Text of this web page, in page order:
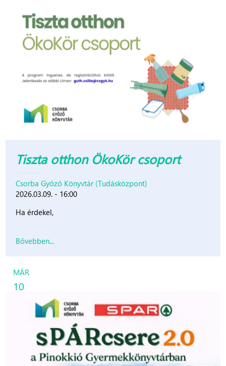
Tiszta otthon ÖkoKör csoport
Csorba Győző Könyvtár (Tudásközpont)
2026.03.09. - 16:00
Ha érdekel,
Bővebben...
MÁR
10